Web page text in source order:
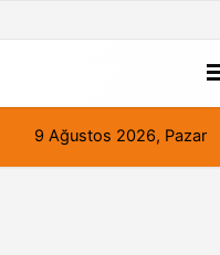
9 Ağustos 2026, Pazar